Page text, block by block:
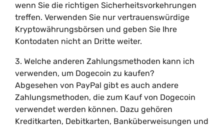
wenn Sie die richtigen Sicherheitsvorkehrungen
treffen. Verwenden Sie nur vertrauenswürdige
Kryptowährungsbörsen und geben Sie Ihre
Kontodaten nicht an Dritte weiter.
3. Welche anderen Zahlungsmethoden kann ich
verwenden, um Dogecoin zu kaufen?
Abgesehen von PayPal gibt es auch andere
Zahlungsmethoden, die zum Kauf von Dogecoin
verwendet werden können. Dazu gehören
Kreditkarten, Debitkarten, Banküberweisungen und